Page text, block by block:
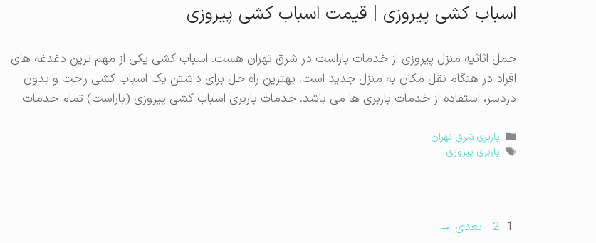
اسباب کشی پیروزی | قیمت اسباب کشی پیروزی
حمل اثاثیه منزل پیروزی از خدمات باراست در شرق تهران هست. اسباب کشی یکی از مهم ترین دغدغه های
افراد در هنگام نقل مکان به منزل جدید است. بهترین راه حل برای داشتن یک اسباب کشی راحت و بدون
دردسر، استفاده از خدمات باربری ها می باشد. خدمات باربری اسباب کشی پیروزی (باراست) تمام خدمات
دسته‌ها
باربری شرق تهران
برچسب‌ها
باربری پیروزی
برگه
1 برگه
2 بعدی →